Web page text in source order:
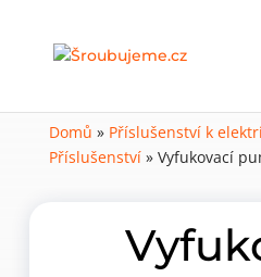
Domů » Příslušenství k
Příslušenství» Vyfukovací